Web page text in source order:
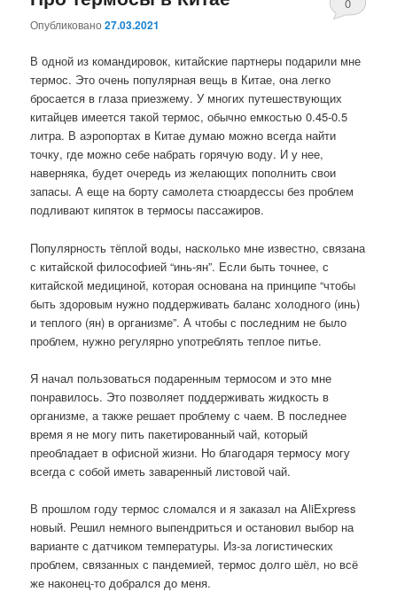
Опубликовано27.03.2021
0
В одной из командировок, китайские партнеры подарили мне
термос. Это очень популярная вещь в Китае, она легко
бросается в глаза приезжему. У многих путешествующих
китайцев имеется такой термос, обычно емкостью 0.45-0.5
литра. В аэропортах в Китае думаю можно всегда найти
точку, где можно себе набрать горячую воду. И у нее,
наверняка, будет очередь из желающих пополнить свои
запасы. А еще на борту самолета стюардессы без проблем
подливают кипяток в термосы пассажиров.
Популярность тёплой воды, насколько мне известно, связана
с китайской философией “инь-ян”. Если быть точнее, с
китайской медициной, которая основана на принципе “чтобы
быть здоровым нужно поддерживать баланс холодного (инь)
и теплого (ян) в организме”. А чтобы с последним не было
проблем, нужно регулярно употреблять теплое питье.
Я начал пользоваться подаренным термосом и это мне
понравилось. Это позволяет поддерживать жидкость в
организме, а также решает проблему с чаем. В последнее
время я не могу пить пакетированный чай, который
преобладает в офисной жизни. Но благодаря термосу могу
всегда с собой иметь заваренный листовой чай.
В прошлом году термос сломался и я заказал на AliExpress
новый. Решил немного выпендриться и остановил выбор на
варианте с датчиком температуры. Из-за логистических
проблем, связанных с пандемией, термос долго шёл, но всё
же наконец-то добрался до меня.